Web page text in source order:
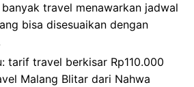
travel menawarkan jadwal
bisa disesuaikan dengan
tarif travel berkisar Rp110.000
Malang Blitar dari Nahwa